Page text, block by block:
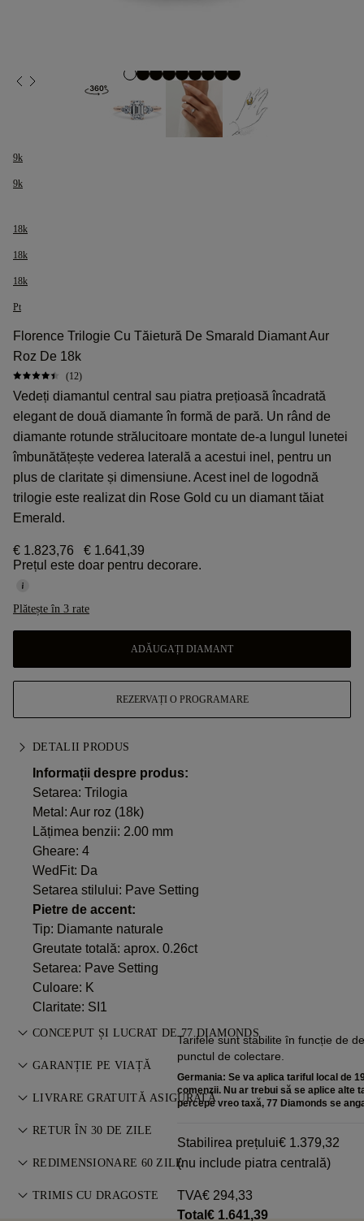
9k
9k
18k
18k
18k
Pt
Florence Trilogie Cu Tăietură De Smarald Diamant Aur
Roz De 18k
(12)
Vedeți diamantul central sau piatra prețioasă încadrată
elegant de două diamante în formă de pară. Un rând de
diamante rotunde strălucitoare montate de-a lungul lunetei
îmbunătățește vederea laterală a acestui inel, pentru un
plus de claritate și dimensiune. Acest inel de logodnă
trilogie este realizat din Rose Gold cu un diamant tăiat
Emerald.
€ 1.823,76
€ 1.641,39
Prețul este doar pentru decorare.
Tarifele sunt stabilite în funcție de
punctul de colectare.
Germania: Se va aplica tariful local de
comenzii. Nu ar trebui să se aplice alte
percepe vreo taxă, 77 Diamonds se
Stabilirea prețului€ 1.379,32
(nu include piatra centrală)
TVA€ 294,33
Total € 1.641,39
Plătește în 3 rate
ADĂUGAȚI DIAMANT
REZERVAȚI O PROGRAMARE
DETALII PRODUS
Informații despre produs:
Setarea: Trilogia
Metal: Aur roz (18k)
Lățimea benzii: 2.00 mm
Gheare: 4
WedFit: Da
Setarea stilului: Pave Setting
Pietre de accent:
Tip: Diamante naturale
Greutate totală: aprox. 0.26ct
Setarea: Pave Setting
Culoare: K
Claritate: SI1
CONCEPUT ȘI LUCRAT DE 77 DIAMONDS
Arta bijuteriilor, perfecționată piesă cu piesă de maeștrii 77
GARANȚIE PE VIAȚĂ
Orice achiziție de la 77 Diamonds include o garanție pe viață
pentru defecte de fabricație. Reparațiile necesare sunt
gratuite. Detalii în Termeni și Condiții
LIVRARE GRATUITĂ ASIGURATĂ
Toate taxele poștale sunt gratuite, indiferent unde locuiți. Vă
vom trimite articolul fără riscuri și complet asigurat prin
serviciul de livrare specială FedEx sau DHL, direct la ușa
evita orice probleme cu livrarea. Pentru anumite articole de
RETUR ÎN 30 DE ZILE
Dacă nu ești pe deplin mulțumit, poți returna sau schimba
REDIMENSIONARE 60 ZILE
Pentru o potrivire perfectă, 77 Diamonds oferă
redimensionare gratuită în termen de 60 de zile de la livrare.
TRIMIS CU DRAGOSTE